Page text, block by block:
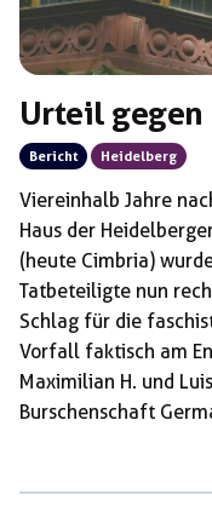
Urteil gegen
Bericht Heidelberg
Viereinhalb Jahre
Haus der
(heute Cimbria)
Tatbeteiligte nun
Schlag für die
Vorfall faktisch am
Maximilian H. und
Burschenschaft